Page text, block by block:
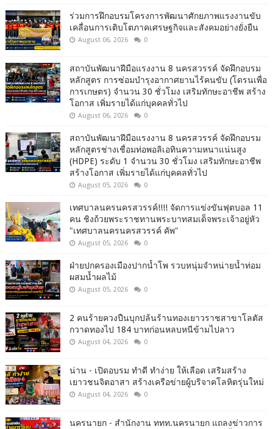
ร่วมการฝึกอบรมโครงการพัฒนาศักยภาพแรงงานขับ
เคลื่อนการเติบโตภาคเศรษฐกิจและสังคมอย่างยั่งยืน
August 06, 2026 0
สถาบันพัฒนาฝีมือแรงงาน 8 นครสวรรค์ จัดฝึกอบรม
หลักสูตร การซ่อมบำรุงอากาศยานไร้คนขับ (โดรนเพื่อ
การเกษตร) จำนวน 30 ชั่วโมง เสริมทักษะอาชีพ สร้าง
โอกาส เพิ่มรายได้แก่บุคคลทั่วไป
August 06, 2026 0
สถาบันพัฒนาฝีมือแรงงาน 8 นครสวรรค์ จัดฝึกอบรม
หลักสูตรช่างเชื่อมท่อพอลิเอทินความหนาแน่นสูง
(HDPE) ระดับ 1 จำนวน 30 ชั่วโมง เสริมทักษะอาชีพ
สร้างโอกาส เพิ่มรายได้แก่บุคคลทั่วไป
August 05, 2026 0
เทศบาลนครนครสวรรค์!!!! จัดการแข่งขันฟุตบอล 11
คน ชิงถ้วยพระราชทานพระบาทสมเด็จพระเจ้าอยู่หัว
"เทศบาลนครนครสวรรค์ คัพ"
August 05, 2026 0
ฝ่ายปกครองเมืองปากน้ำโพ รวบหนุ่มจำหน่ายน้ำท่อม
ผสมน้ำผลไม้
August 05, 2026 0
2 คนร้ายควงปืนบุกปล้นร้านทองเยาวราชสาขาโลตัส
กวาดทองไป 184 บาทก่อนหลบหนีข้ามไปลาว
August 04, 2026 0
น่าน - เปิดอบรม ทำดี ทำง่าย ให้เลือด เสริมสร้าง
เยาวชนจิตอาสา สร้างเครือข่ายผู้บริจาคโลหิตรุ่นใหม่
August 04, 2026 0
นครนายก - สำนักงาน ททท.นครนายก แถลงข่าวการ